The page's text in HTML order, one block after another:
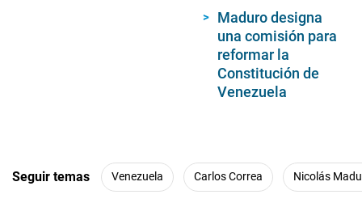
Maduro designa
una comisión para
reformar la
Constitución de
Venezuela
Seguir temas Venezuela Carlos Correa Nicolás